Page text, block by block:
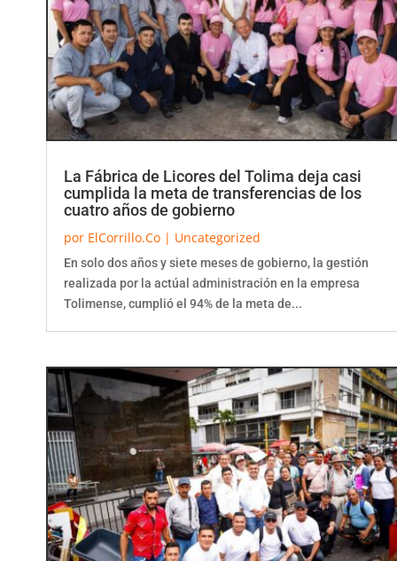
La Fábrica de Licores del Tolima deja casi
cumplida la meta de transferencias de los
cuatro años de gobierno
por ElCorrillo.Co | Uncategorized
En solo dos años y siete meses de gobierno, la gestión
realizada por la actúal administración en la empresa
Tolimense, cumplió el 94% de la meta de...